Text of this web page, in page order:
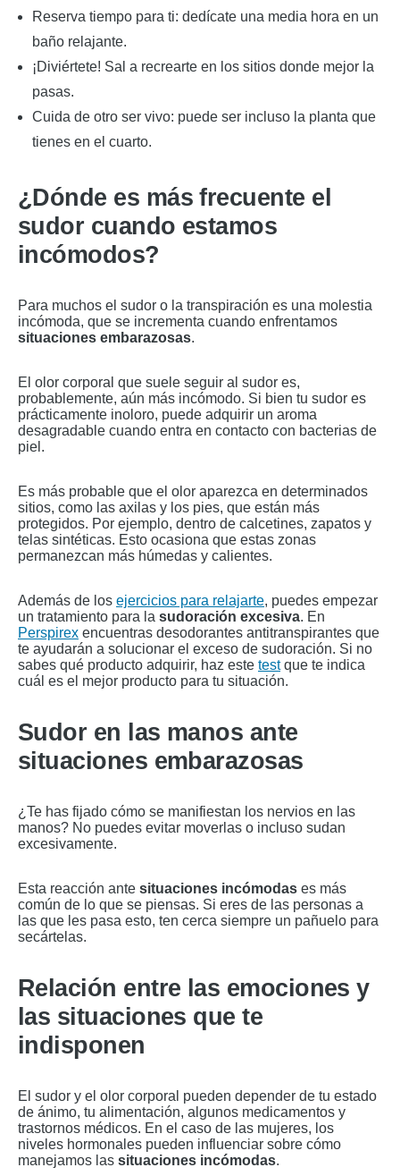
Reserva tiempo para ti: dedícate una media hora en un
baño relajante.
¡Diviértete! Sal a recrearte en los sitios donde mejor la
pasas.
Cuida de otro ser vivo: puede ser incluso la planta que
tienes en el cuarto.
¿Dónde es más frecuente el
sudor cuando estamos
incómodos?
Para muchos el sudor o la transpiración es una molestia
incómoda, que se incrementa cuando enfrentamos
situaciones embarazosas.
El olor corporal que suele seguir al sudor es,
probablemente, aún más incómodo. Si bien tu sudor es
prácticamente inoloro, puede adquirir un aroma
desagradable cuando entra en contacto con bacterias de
piel.
Es más probable que el olor aparezca en determinados
sitios, como las axilas y los pies, que están más
protegidos. Por ejemplo, dentro de calcetines, zapatos y
telas sintéticas. Esto ocasiona que estas zonas
permanezcan más húmedas y calientes.
Además de los ejercicios para relajarte, puedes empezar
un tratamiento para la sudoración excesiva. En
Perspirex encuentras desodorantes antitranspirantes que
te ayudarán a solucionar el exceso de sudoración. Si no
sabes qué producto adquirir, haz este testque te indica
cuál es el mejor producto para tu situación.
Sudor en las manos ante
situaciones embarazosas
¿Te has fijado cómo se manifiestan los nervios en las
manos? No puedes evitar moverlas o incluso sudan
excesivamente.
Esta reacción ante situaciones incómodas es más
común de lo que se piensas. Si eres de las personas a
las que les pasa esto, ten cerca siempre un pañuelo para
secártelas.
Relación entre las emociones y
las situaciones que te
indisponen
El sudor y el olor corporal pueden depender de tu estado
de ánimo, tu alimentación, algunos medicamentos y
trastornos médicos. En el caso de las mujeres, los
niveles hormonales pueden influenciar sobre cómo
manejamos las situaciones incómodas.